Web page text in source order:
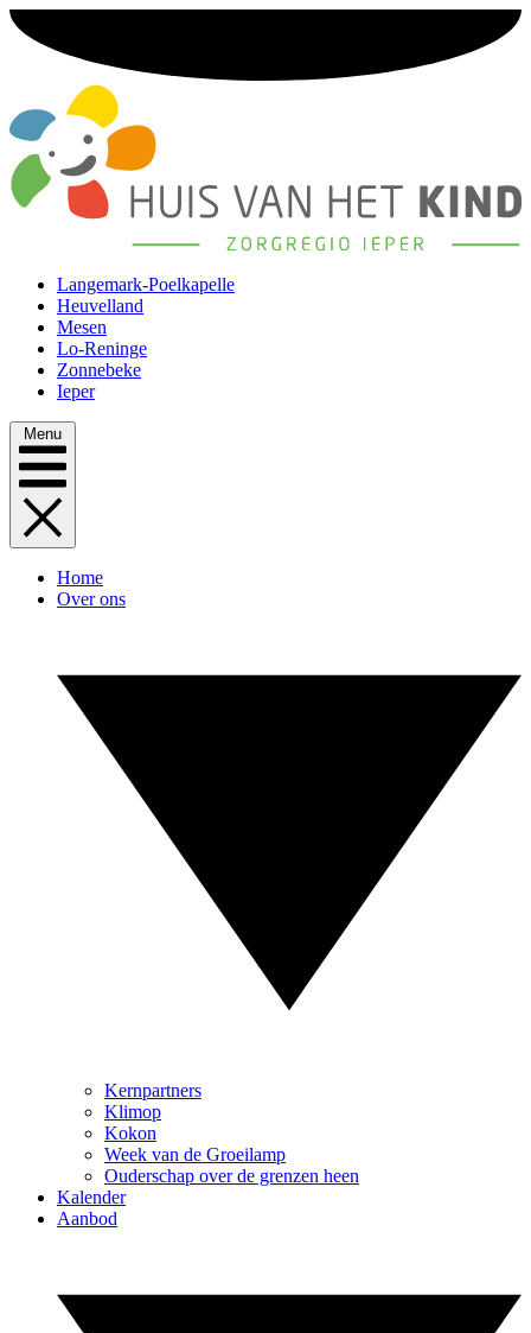
Langemark-Poelkapelle
Heuvelland
Mesen
Lo-Reninge
Zonnebeke
Ieper
Menu
Home
Over ons
Kernpartners
Klimop
Kokon
Week van de Groeilamp
Ouderschap over de grenzen heen
Kalender
Aanbod